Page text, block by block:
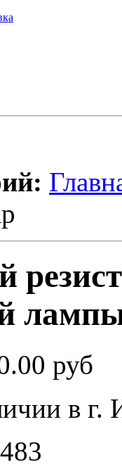
руб
в г.